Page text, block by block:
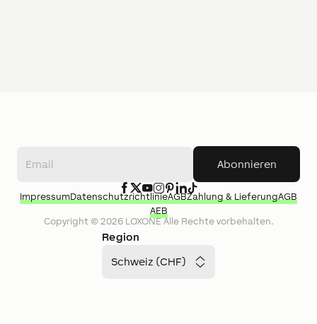
Abonnieren
Region
Schweiz (CHF)
Copyright © 2026LOXONEAlle Rechte vorbehalten.
ImpressumDatenschutzrichtlinieAGBZahlung & LieferungAGB
AEB